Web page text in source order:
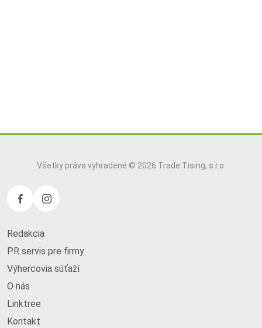
Všetky práva vyhradené © 2026 Trade Tising, s.r.o.
Redakcia
PR servis pre firmy
Výhercovia súťaží
O nás
Linktree
Kontakt